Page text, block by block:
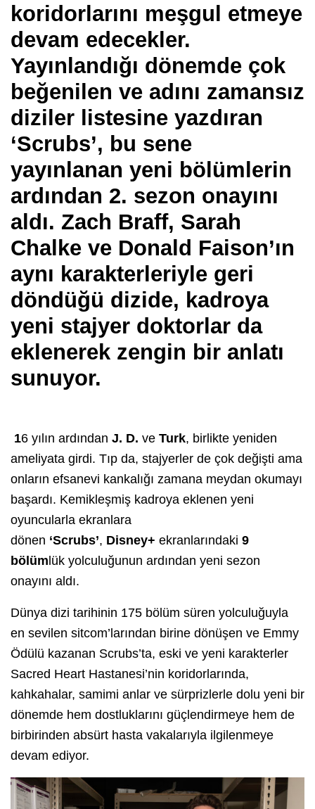
koridorlarını meşgul etmeye
devam edecekler.
Yayınlandığı dönemde çok
beğenilen ve adını zamansız
diziler listesine yazdıran
‘Scrubs’, bu sene
yayınlanan yeni bölümlerin
ardından 2. sezon onayını
aldı. Zach Braff, Sarah
Chalke ve Donald Faison’ın
aynı karakterleriyle geri
döndüğü dizide, kadroya
yeni stajyer doktorlar da
eklenerek zengin bir anlatı
sunuyor.
16 yılın ardından J. D. ve Turk, birlikte yeniden
ameliyata girdi. Tıp da, stajyerler de çok değişti ama
onların efsanevi kankalığı zamana meydan okumayı
başardı. Kemikleşmiş kadroya eklenen yeni
oyuncularla ekranlara
dönen ‘Scrubs’, Disney+ ekranlarındaki 9
bölüm lük yolculuğunun ardından yeni sezon
onayını aldı.
Dünya dizi tarihinin 175 bölüm süren yolculuğuyla
en sevilen sitcom’larından birine dönüşen ve Emmy
Ödülü kazanan Scrubs’ta, eski ve yeni karakterler
Sacred Heart Hastanesi’nin koridorlarında,
kahkahalar, samimi anlar ve sürprizlerle dolu yeni bir
dönemde hem dostluklarını güçlendirmeye hem de
birbirinden absürt hasta vakalarıyla ilgilenmeye
devam ediyor.